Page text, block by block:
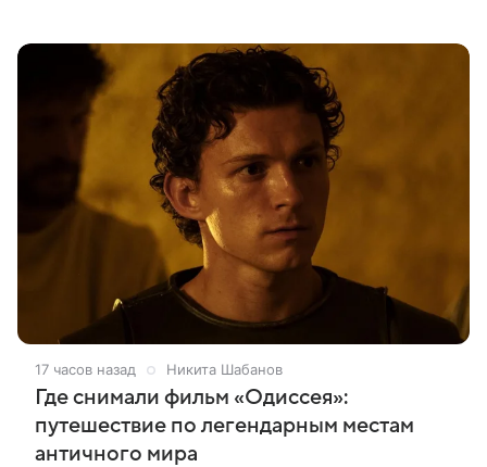
17 часов назад Никита Шабанов
Где снимали фильм «Одиссея»:
путешествие по легендарным местам
античного мира